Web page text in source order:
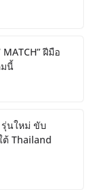
ฝีมือ
มนี้
รุ่นใหม่ ขับ
ต้ Thailand